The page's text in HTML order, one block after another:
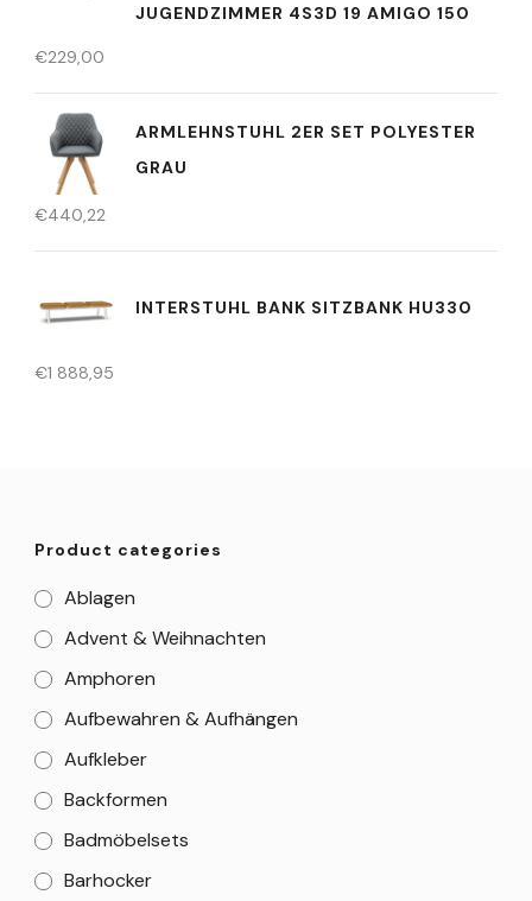
JUGENDZIMMER 4S3D 19 AMIGO 150
€229,00
ARMLEHNSTUHL 2ER SET POLYESTER
GRAU
€440,22
INTERSTUHL BANK SITZBANK HU330
€1 888,95
Product categories
Ablagen
Advent & Weihnachten
Amphoren
Aufbewahren & Aufhängen
Aufkleber
Backformen
Badmöbelsets
Barhocker